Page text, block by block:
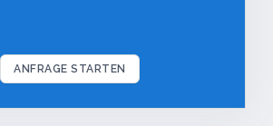
ANFRAGE STARTEN